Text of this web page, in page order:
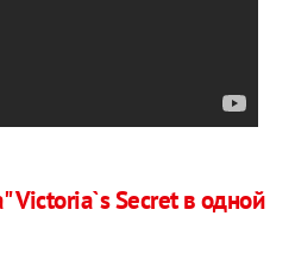
Victoria`s Secret в одной